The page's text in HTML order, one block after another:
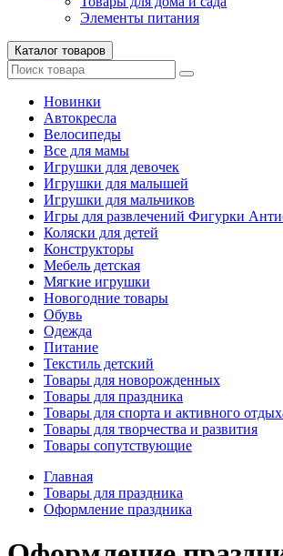
Элементы питания
Каталог товаров
Новинки
Автокресла
Велосипеды
Все для мамы
Игрушки для девочек
Игрушки для малышей
Игрушки для мальчиков
Игры для развлечений Фигурки
Коляски для детей
Конструкторы
Мебель детская
Мягкие игрушки
Новогодние товары
Обувь
Одежда
Питание
Текстиль детский
Товары для новорожденных
Товары для праздника
Товары для спорта и активного
Товары для творчества и развития
Товары сопутствующие
Главная
Товары для праздника
Оформление праздника